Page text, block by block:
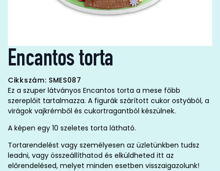
Encantos torta
Cikkszám: SMES087
Ez a szuper látványos Encantos torta a mese főbb
szereplőit tartalmazza. A figurák szárított cukor ostyából, a
virágok vajkrémből és cukortragantból készülnek.
A képen egy 10 szeletes torta látható.
Tortarendelést vagy személyesen az üzletünkben tudsz
leadni, vagy összeállíthatod és elküldheted itt az
előrendelésed, melyet minden esetben visszaigazolunk!